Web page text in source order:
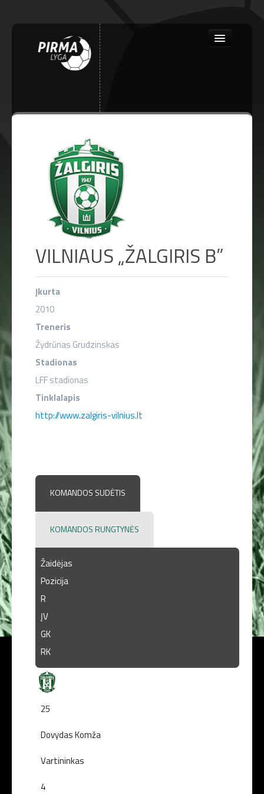
PRADINIS
NAUJIENOS
LENTELĖ
TVARKARAŠTIS
REZULTATAI
VIDEO
STATISTIKA
VILNIAUS „ŽALGIRIS B”
Įkurta
2010
Treneris
Žydrūnas Grudzinskas
Stadionas
LFF stadionas
Tinklalapis
http://www.zalgiris-vilnius.lt
KOMANDOS SUDĖTIS
KOMANDOS RUNGTYNĖS
Žaidėjas
Pozicija
R
ĮV
GK
RK
25
Dovydas Komža
Vartininkas
4